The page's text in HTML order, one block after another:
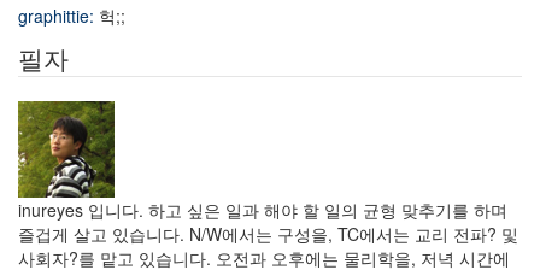
graphittie: 헉;;
필자
inureyes 입니다. 하고 싶은 일과 해야 할 일의 균형 맞추기를 하며
즐겁게 살고 있습니다. N/W에서는 구성을, TC에서는 교리 전파? 및
사회자?를 맡고 있습니다. 오전과 오후에는 물리학을, 저녁 시간에